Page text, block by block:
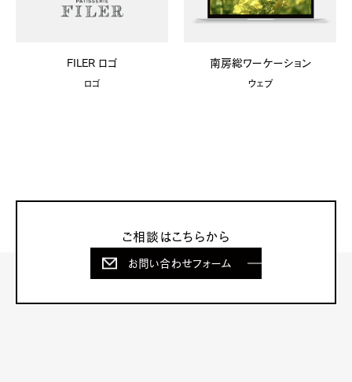
FILER ロゴ
ロゴ
南房総ワーケーション
ウェブ
ご相談はこちらから
お問い合わせフォーム